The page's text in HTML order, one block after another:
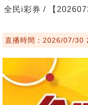
全民i彩券 / 【
直播時間：2026/07/30